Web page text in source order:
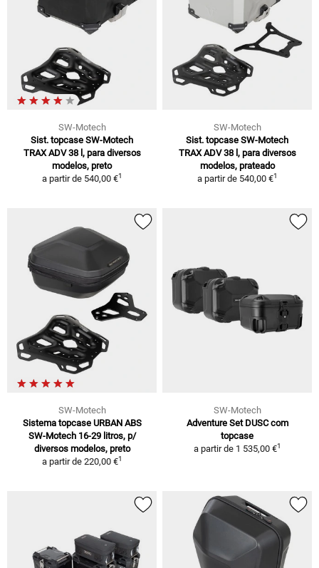
SW-Motech
Sist. topcase SW-Motech
TRAX ADV 38 l, para diversos
modelos, preto
a partir de 540,00 €1
SW-Motech
Sist. topcase SW-Motech
TRAX ADV 38 l, para diversos
modelos, prateado
a partir de 540,00 €1
SW-Motech
Sistema topcase URBAN ABS
SW-Motech 16-29 litros, p/
diversos modelos, preto
a partir de 220,00 €1
SW-Motech
Adventure Set DUSC com
topcase
a partir de 1 535,00 €1